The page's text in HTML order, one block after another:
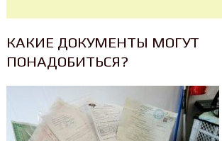
КАКИЕ ДОКУМЕНТЫ МОГУТ
ПОНАДОБИТЬСЯ?